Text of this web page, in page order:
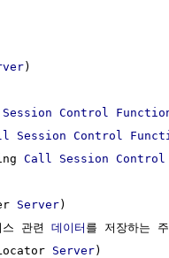
)
Session Control
Session Control
Call Session Control
Server)
관련
데이터 를 저장하는
Server)